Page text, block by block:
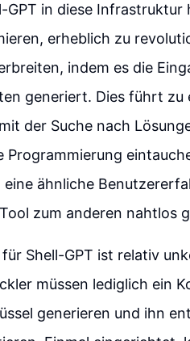
GPT in diese
erheblich zu
indem es die
generiert. Dies führt zu
der Suche nach
ähnliche
zum anderen nahtlos
Shell-GPT ist relativ
müssen lediglich ein
generieren und ihn